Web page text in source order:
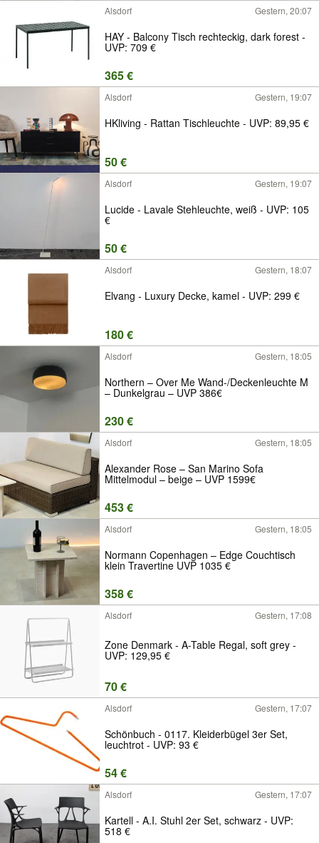
Alsdorf Gestern, 20:07
HAY - Balcony Tisch rechteckig, dark forest -
UVP: 709 €
365 €
Alsdorf Gestern, 19:07
HKliving - Rattan Tischleuchte - UVP: 89,95 €
50 €
Alsdorf Gestern, 19:07
Lucide - Lavale Stehleuchte, weiß - UVP: 105
€
50 €
Alsdorf Gestern, 18:07
Elvang - Luxury Decke, kamel - UVP: 299 €
180 €
Alsdorf Gestern, 18:05
Northern – Over Me Wand-/Deckenleuchte M
– Dunkelgrau – UVP 386€
230 €
Alsdorf Gestern, 18:05
Alexander Rose – San Marino Sofa
Mittelmodul – beige – UVP 1599€
453 €
Alsdorf Gestern, 18:05
Normann Copenhagen – Edge Couchtisch
klein Travertine UVP 1035 €
358 €
Alsdorf Gestern, 17:08
Zone Denmark - A-Table Regal, soft grey -
UVP: 129,95 €
70 €
Alsdorf Gestern, 17:07
Schönbuch - 0117. Kleiderbügel 3er Set,
leuchtrot - UVP: 93 €
54 €
Alsdorf Gestern, 17:07
Kartell - A.I. Stuhl 2er Set, schwarz - UVP:
518 €